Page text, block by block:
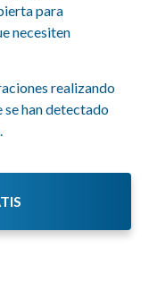
para
necesiten
realizando
se han detectado